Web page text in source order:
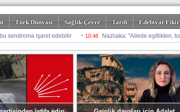
Türk Dünyası Sağlık-Çevre Tarih
Edebiyat-Fikir